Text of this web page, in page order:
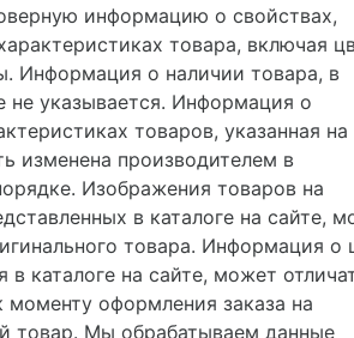
информацию о свойствах,
товара, включая
Информация о наличии товара, в
не указывается. Информация о
товаров, указанная на
изменена производителем в
Изображения товаров на
в каталоге на сайте,
товара. Информация о
в каталоге на сайте, может
моменту оформления заказа на
товар. Мы обрабатываем данные